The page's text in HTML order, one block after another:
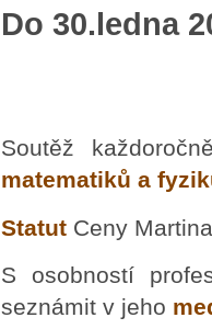
Do 30.ledna
Soutěž
matematiků a
Statut Ceny
S osobností
seznámit v jeho